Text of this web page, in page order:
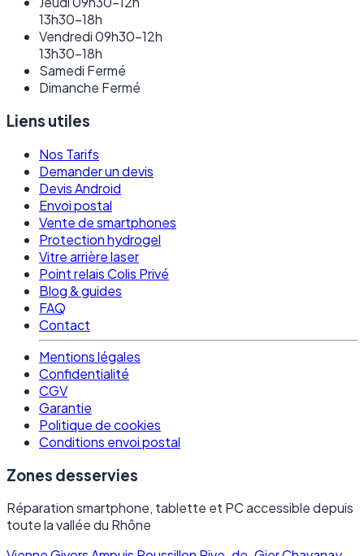
13h30–18h
Vendredi09h30–12h
13h30–18h
Samedi Fermé
Dimanche Fermé
Liens utiles
Nos Tarifs
Demander un devis
Devis Android
Envoi postal
Vente de smartphones
Protection hydrogel
Vitre arrière laser
Point relais Colis Privé
Blog & guides
FAQ
Contact
Mentions légales
Confidentialité
CGV
Garantie
Politique de cookies
Conditions envoi postal
Zones desservies
Réparation smartphone, tablette et PC accessible depuis
toute la vallée du Rhône